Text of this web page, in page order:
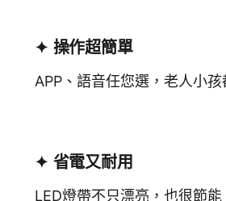
✦ 操作超簡單
APP、語音任您選，老人小孩
✦ 省電又耐用
LED燈帶不只漂亮，也很節